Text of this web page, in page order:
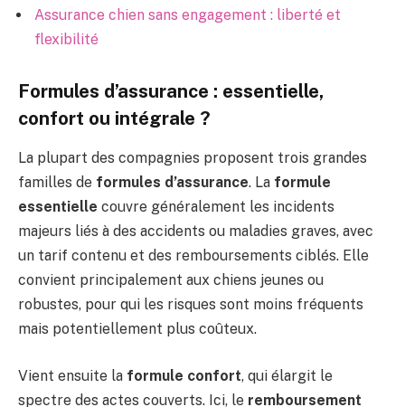
Assurance chien sans engagement : liberté et
flexibilité
Formules d’assurance : essentielle,
confort ou intégrale ?
La plupart des compagnies proposent trois grandes
familles de formules d’assurance. La formule
essentielle couvre généralement les incidents
majeurs liés à des accidents ou maladies graves, avec
un tarif contenu et des remboursements ciblés. Elle
convient principalement aux chiens jeunes ou
robustes, pour qui les risques sont moins fréquents
mais potentiellement plus coûteux.
Vient ensuite la formule confort, qui élargit le
spectre des actes couverts. Ici, le remboursement